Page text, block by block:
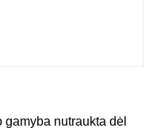
nutraukta dėl